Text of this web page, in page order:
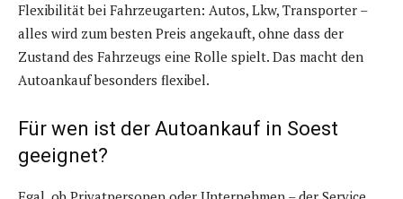
Flexibilität bei Fahrzeugarten: Autos, Lkw, Transporter –
alles wird zum besten Preis angekauft, ohne dass der
Zustand des Fahrzeugs eine Rolle spielt. Das macht den
Autoankauf besonders flexibel.
Für wen ist der Autoankauf in Soest
geeignet?